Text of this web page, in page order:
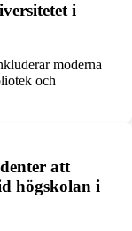
i
moderna
och
att
högskolan i